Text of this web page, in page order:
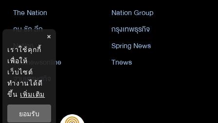
The Nation
Nation Group
คม ชัด ลึก
กรุงเทพธุรกิจ
Nation
Spring News
Thainewsonline
Tnews
ฐานเศรษฐกิจ
×
เราใช้คุกกี้
เพื่อให้
เว็บไซต์
ทำงานได้ดี
ขึ้น เพิ่มเติม
ยอมรับ